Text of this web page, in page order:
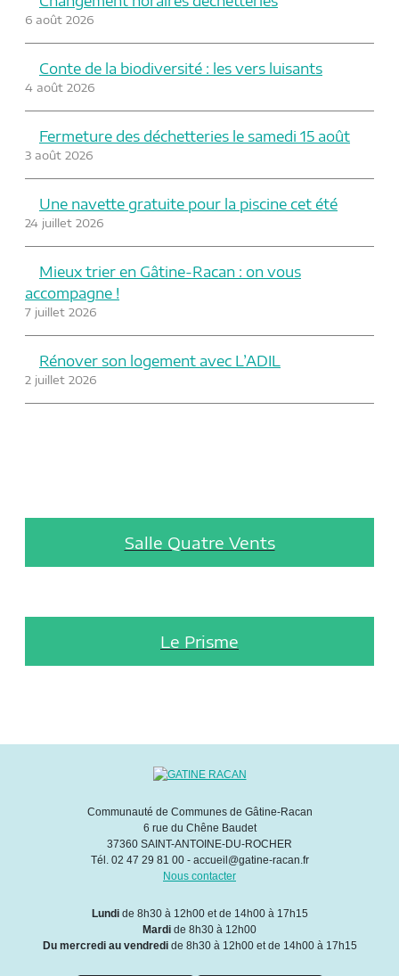
6 août 2026
Conte de la biodiversité : les vers luisants
4 août 2026
Fermeture des déchetteries le samedi 15 août
3 août 2026
Une navette gratuite pour la piscine cet été
24 juillet 2026
Mieux trier en Gâtine-Racan : on vous
accompagne !
7 juillet 2026
Rénover son logement avec L’ADIL
2 juillet 2026
Salle Quatre Vents
Le Prisme
Communauté de Communes de Gâtine-Racan
6 rue du Chêne Baudet
37360 SAINT-ANTOINE-DU-ROCHER
Tél. 02 47 29 81 00 - accueil@gatine-racan.fr
Nous contacter
Lundide 8h30 à 12h00 et de 14h00 à 17h15
Mardi de 8h30 à 12h00
Du mercredi au vendredide 8h30 à 12h00 et de 14h00 à 17h15